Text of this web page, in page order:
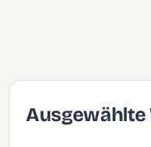
Ausgewählte